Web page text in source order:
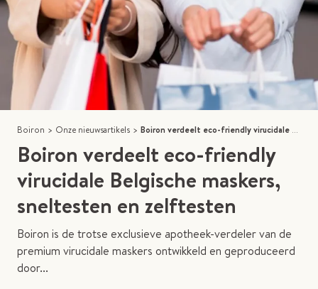
Boiron > Onze nieuwsartikels > Boiron verdeelt eco-friendly virucidale Belgische maskers, sneltesten en zelftesten
Boiron verdeelt eco-friendly
virucidale Belgische maskers,
sneltesten en zelftesten
Boiron is de trotse exclusieve apotheek-verdeler van de
premium virucidale maskers ontwikkeld en geproduceerd
door...